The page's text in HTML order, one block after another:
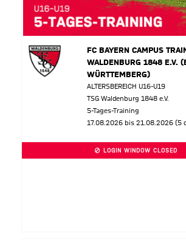
FC BAYERN CAMPUS
WALDENBURG 1848 E.V.
WÜRTTEMBERG)
ALTERSBEREICH U16-U19
TSG Waldenburg 1848 e.V.
5-Tages-Training
17.08.2026 bis 21.08.2026 (5
LOGIN WINDOW CLOSED